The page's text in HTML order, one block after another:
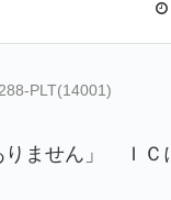
PLT(14001)
りません」 ＩＣ